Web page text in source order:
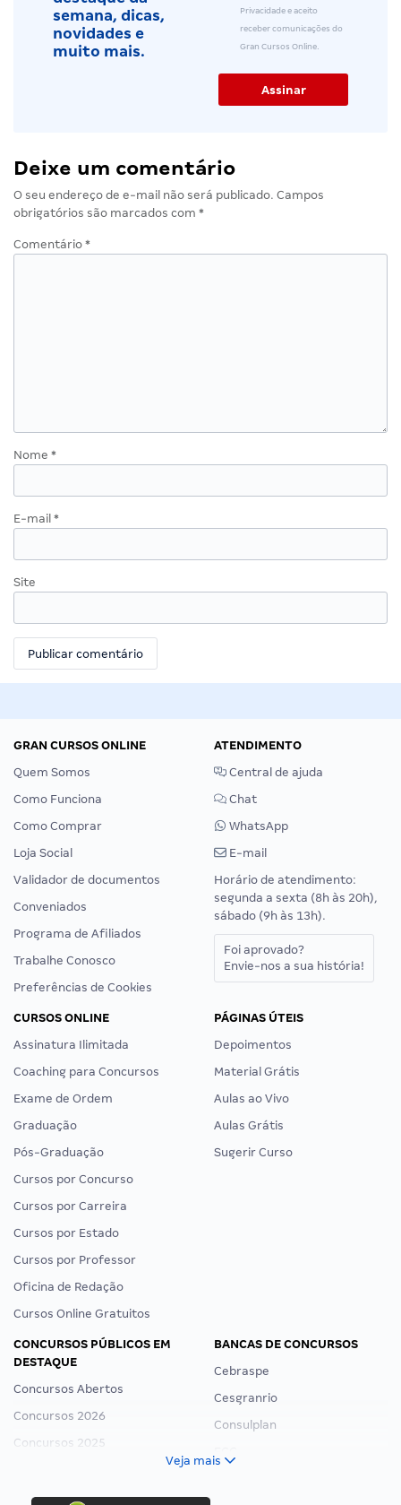
semana, dicas,
novidades e
muito mais.
Privacidade e aceito
receber comunicações do
Gran Cursos Online.
Deixe um comentário
O seu endereço de e-mail não será publicado. Campos
obrigatórios são marcados com *
Comentário *
Nome *
E-mail *
Site
GRAN CURSOS ONLINE
Quem Somos
Como Funciona
Como Comprar
Loja Social
Validador de documentos
Conveniados
Programa de Afiliados
Trabalhe Conosco
Preferências de Cookies
ATENDIMENTO
Central de ajuda
Chat
WhatsApp
E-mail
Horário de atendimento:
segunda a sexta (8h às 20h),
sábado (9h às 13h).
Foi aprovado?
Envie-nos a sua história!
CURSOS ONLINE
Assinatura Ilimitada
Coaching para Concursos
Exame de Ordem
Graduação
Pós-Graduação
Cursos por Concurso
Cursos por Carreira
Cursos por Estado
Cursos por Professor
Oficina de Redação
Cursos Online Gratuitos
PÁGINAS ÚTEIS
Depoimentos
Material Grátis
Aulas ao Vivo
Aulas Grátis
Sugerir Curso
CONCURSOS PÚBLICOS EM
DESTAQUE
Concursos Abertos
Concursos 2026
Concursos 2025
Concurso Ibama
BANCAS DE CONCURSOS
Cebraspe
Cesgranrio
Consulplan
Veja mais